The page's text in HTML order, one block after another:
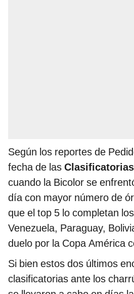
Según los reportes de
fecha de las
cuando la Bicolor se
día con mayor número de
que el top 5 lo completan
Venezuela, Paraguay,
duelo por la Copa América
Si bien estos dos últimos
clasificatorias ante los